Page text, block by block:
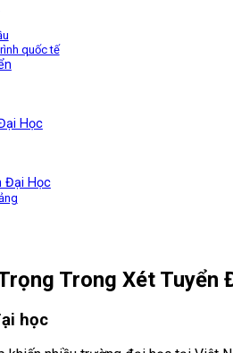
quốc tế
Học
Đại Học
Trong Xét Tuyển
học